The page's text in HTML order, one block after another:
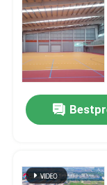
Vorgefertigte
Stahlbaustoff
Eischicht-
Hühnerkäfig für